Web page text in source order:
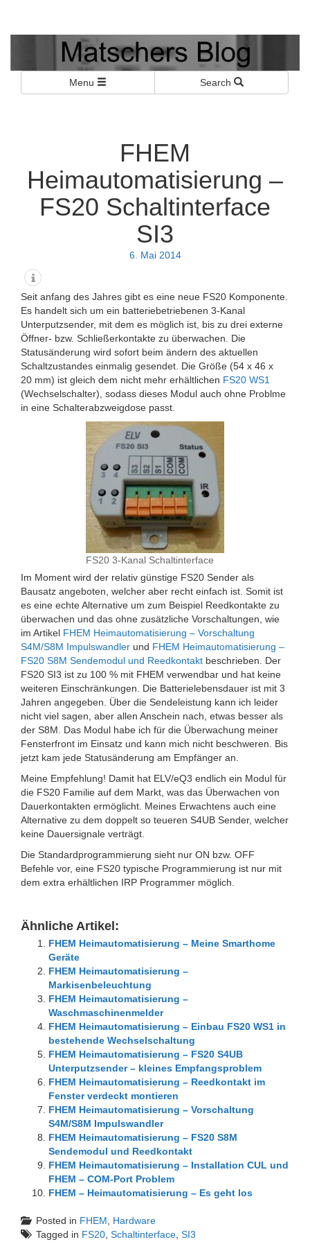
Matschers Blog
Menu Search
FHEM
Heimautomatisierung –
FS20 Schaltinterface
SI3
6. Mai 2014
Seit anfang des Jahres gibt es eine neue FS20 Komponente.
Es handelt sich um ein batteriebetriebenen 3-Kanal
Unterputzsender, mit dem es möglich ist, bis zu drei externe
Öffner- bzw. Schließerkontakte zu überwachen. Die
Statusänderung wird sofort beim ändern des aktuellen
Schaltzustandes einmalig gesendet. Die Größe (54 x 46 x
20 mm) ist gleich dem nicht mehr erhältlichen FS20 WS1
(Wechselschalter), sodass dieses Modul auch ohne Problme
in eine Schalterabzweigdose passt.
FS20 3-Kanal Schaltinterface
Im Moment wird der relativ günstige FS20 Sender als
Bausatz angeboten, welcher aber recht einfach ist. Somit ist
es eine echte Alternative um zum Beispiel Reedkontakte zu
überwachen und das ohne zusätzliche Vorschaltungen, wie
im Artikel FHEM Heimautomatisierung – Vorschaltung
S4M/S8M Impulswandler und FHEM Heimautomatisierung –
FS20 S8M Sendemodul und Reedkontakt beschrieben. Der
FS20 SI3 ist zu 100 % mit FHEM verwendbar und hat keine
weiteren Einschränkungen. Die Batterielebensdauer ist mit 3
Jahren angegeben. Über die Sendeleistung kann ich leider
nicht viel sagen, aber allen Anschein nach, etwas besser als
der S8M. Das Modul habe ich für die Überwachung meiner
Fensterfront im Einsatz und kann mich nicht beschweren. Bis
jetzt kam jede Statusänderung am Empfänger an.
Meine Empfehlung! Damit hat ELV/eQ3 endlich ein Modul für
die FS20 Familie auf dem Markt, was das Überwachen von
Dauerkontakten ermöglicht. Meines Erwachtens auch eine
Alternative zu dem doppelt so teueren S4UB Sender, welcher
keine Dauersignale verträgt.
Die Standardprogrammierung sieht nur ON bzw. OFF
Befehle vor, eine FS20 typische Programmierung ist nur mit
dem extra erhältlichen IRP Programmer möglich.
Ähnliche Artikel:
FHEM Heimautomatisierung – Meine Smarthome
Geräte
FHEM Heimautomatisierung –
Markisenbeleuchtung
FHEM Heimautomatisierung –
Waschmaschinenmelder
FHEM Heimautomatisierung – Einbau FS20 WS1 in
bestehende Wechselschaltung
FHEM Heimautomatisierung – FS20 S4UB
Unterputzsender – kleines Empfangsproblem
FHEM Heimautomatisierung – Reedkontakt im
Fenster verdeckt montieren
FHEM Heimautomatisierung – Vorschaltung
S4M/S8M Impulswandler
FHEM Heimautomatisierung – FS20 S8M
Sendemodul und Reedkontakt
FHEM Heimautomatisierung – Installation CUL und
FHEM – COM-Port Problem
FHEM – Heimautomatisierung – Es geht los
Posted in FHEM, Hardware
Tagged in FS20, Schaltinterface, SI3